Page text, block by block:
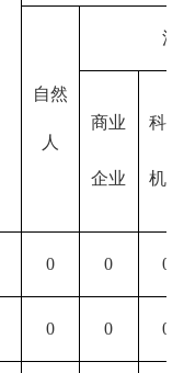
自然
人
法
商业
企业
科研
机构
0 0 0
0 0 0